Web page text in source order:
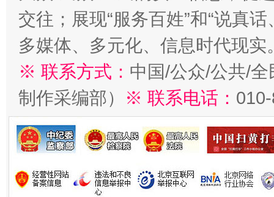
交往；展现“服务百姓”和“说真
多媒体、多元化、信息时代现实
※ 联系方式： 中国/公众/公共/
制作采编部）
※ 联系电话：